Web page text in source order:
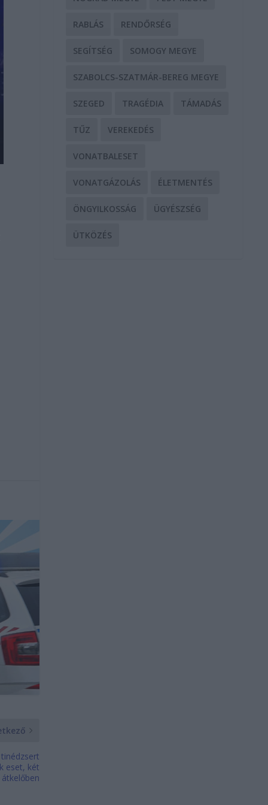
eset, két
RABLÁS RENDŐRSÉG
SEGÍTSÉG SOMOGY MEGYE
SZABOLCS-SZATMÁR-BEREG MEGYE
SZEGED TRAGÉDIA TÁMADÁS
TŰZ VEREKEDÉS
VONATBALESET
VONATGÁZOLÁS ÉLETMENTÉS
ÖNGYILKOSSÁG ÜGYÉSZSÉG
ÜTKÖZÉS